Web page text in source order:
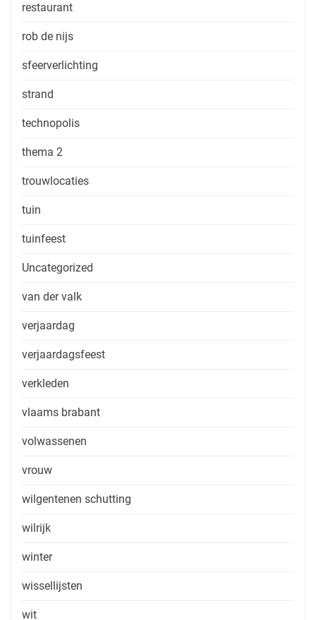
restaurant
rob de nijs
sfeerverlichting
strand
technopolis
thema 2
trouwlocaties
tuin
tuinfeest
Uncategorized
van der valk
verjaardag
verjaardagsfeest
verkleden
vlaams brabant
volwassenen
vrouw
wilgentenen schutting
wilrijk
winter
wissellijsten
wit